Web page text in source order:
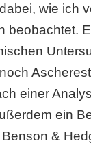
wie ich
beobachtet.
einer
ein
&